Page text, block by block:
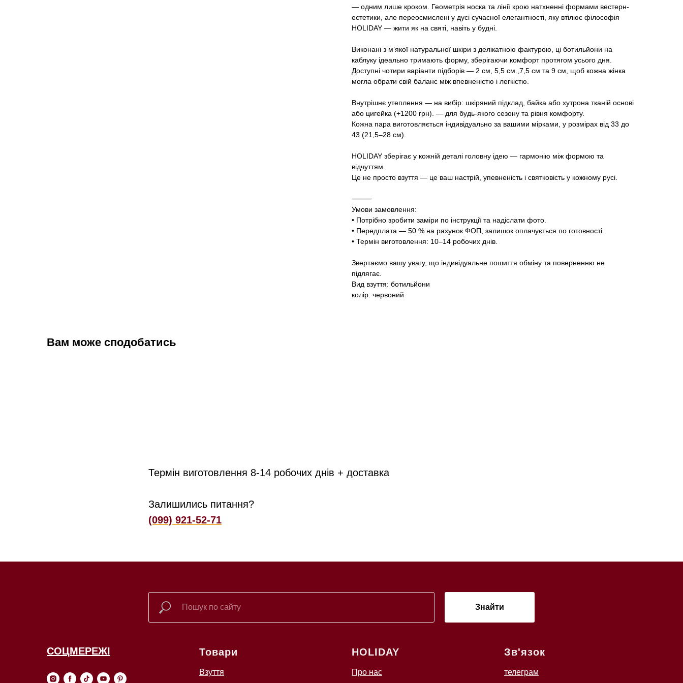
— одним лише кроком. Геометрія носка та лінії крою натхненні формами вестерн-
естетики, але переосмислені у дусі сучасної елегантності, яку втілює філософія
HOLIDAY — жити як на святі, навіть у будні.
Виконані з м’якої натуральної шкіри з делікатною фактурою, ці ботильйони на
каблуку ідеально тримають форму, зберігаючи комфорт протягом усього дня.
Доступні чотири варіанти підборів — 2 см, 5,5 см.,7,5 см та 9 см, щоб кожна жінка
могла обрати свій баланс між впевненістю і легкістю.
Внутрішнє утеплення — на вибір: шкіряний підклад, байка або хутрона тканій основі
або цигейка (+1200 грн). — для будь-якого сезону та рівня комфорту.
Кожна пара виготовляється індивідуально за вашими мірками, у розмірах від 33 до
43 (21,5–28 см).
HOLIDAY зберігає у кожній деталі головну ідею — гармонію між формою та
відчуттям.
Це не просто взуття — це ваш настрій, упевненість і святковість у кожному русі.
⸻
Умови замовлення:
• Потрібно зробити заміри по інструкції та надіслати фото.
• Передплата — 50 % на рахунок ФОП, залишок оплачується по готовності.
• Термін виготовлення: 10–14 робочих днів.
Звертаємо вашу увагу, що індивідуальне пошиття обміну та поверненню не
підлягає.
Вид взуття: ботильйони
колір: червоний
Вам може сподобатись
Термін виготовлення 8-14 робочих днів + доставка
Залишились питання?
(099) 921-52-71
Знайти
СОЦМЕРЕЖІ Товари
Взуття
HOLIDAY
Про нас
Зв'язок
телеграм